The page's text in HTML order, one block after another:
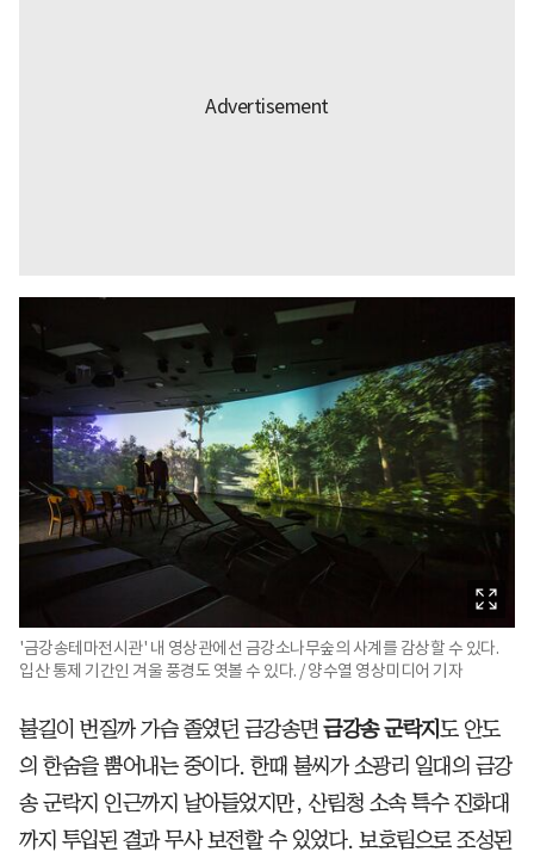
'금강송테마전시관' 내 영상관에선 금강소나무숲의 사계를 감상할 수 있다.
입산 통제 기간인 겨울 풍경도 엿볼 수 있다. / 양수열 영상미디어 기자
불길이 번질까 가슴 졸였던 금강송면 금강송 군락지 도 안도
의 한숨을 뿜어내는 중이다. 한때 불씨가 소광리 일대의 금강
송 군락지 인근까지 날아들었지만, 산림청 소속 특수 진화대
까지 투입된 결과 무사 보전할 수 있었다. 보호림으로 조성된